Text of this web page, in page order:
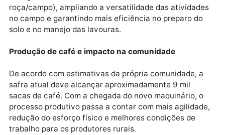
comunidades rurais.
Equipamentos adquiridos
Com o investimento, foram adquiridos um trator
pulverizador agrícola motorizado e acoplado ao
uma grade hidráulica e um tratorito (trator de
roça/campo), ampliando a versatilidade das
no campo e garantindo mais eficiência no preparo do
solo e no manejo das lavouras.